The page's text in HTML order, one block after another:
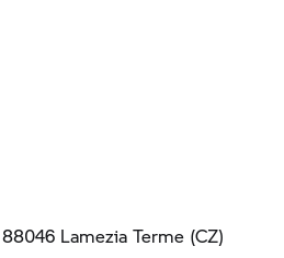
Lamezia Terme (CZ)